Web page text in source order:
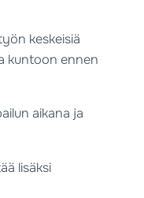
keskeisiä
kuntoon ennen
aikana ja
lisäksi